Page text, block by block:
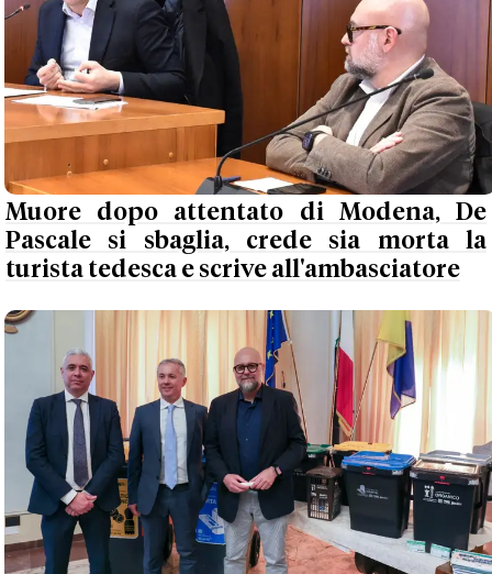
Muore dopo attentato di Modena, De
Pascale si sbaglia, crede sia morta la
turista tedesca e scrive all'ambasciatore